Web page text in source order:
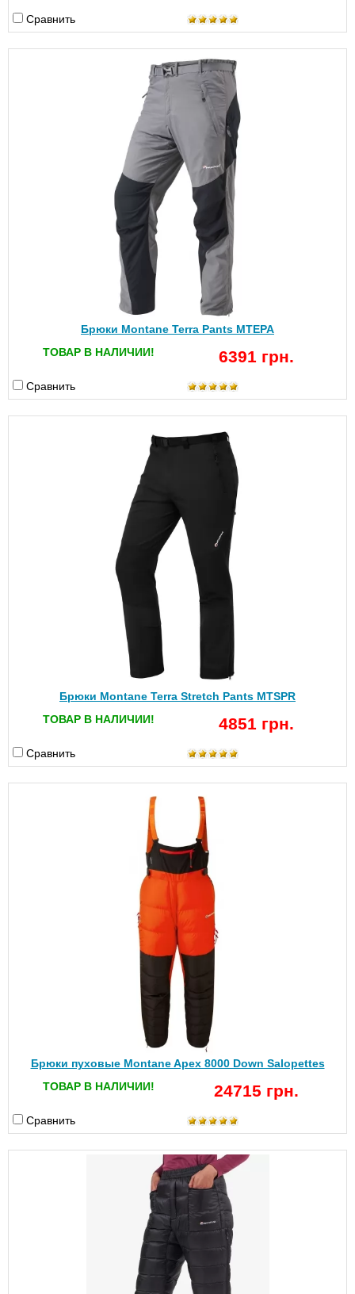
Сравнить
Брюки Montane Terra Pants MTEPA
ТОВАР В НАЛИЧИИ!
6391 грн.
Сравнить
Брюки Montane Terra Stretch Pants MTSPR
ТОВАР В НАЛИЧИИ!
4851 грн.
Сравнить
Брюки пуховые Montane Apex 8000 Down Salopettes
ТОВАР В НАЛИЧИИ!
24715 грн.
Сравнить